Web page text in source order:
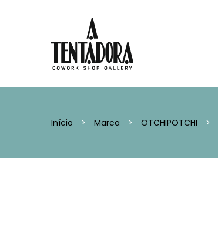
Início > Marca > OTCHIPOTCHI >